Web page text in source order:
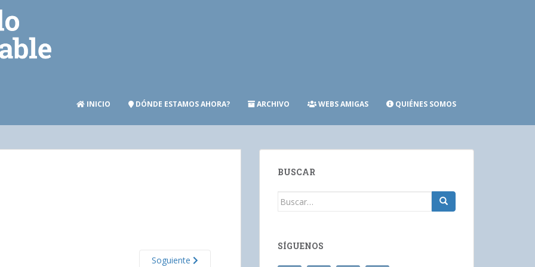
INICIO DÓNDE ESTAMOS AHORA? ARCHIVO WEBS AMIGAS QUIÉNES SOMOS
Soguiente
BUSCAR
Buscar:
SÍGUENOS